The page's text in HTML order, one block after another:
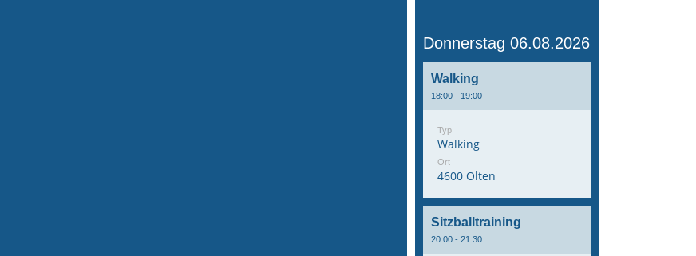
Donnerstag 06.08.2026
Walking
18:00 - 19:00
Typ
Walking
Ort
4600 Olten
Sitzballtraining
20:00 - 21:30